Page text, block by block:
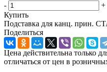
-
+
Купить
Подставка для канц. прин.
Поделиться
Цена действительна только
отличаться от цен в